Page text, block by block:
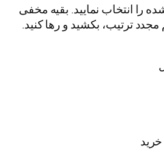
نمایید. بقیه مخفی
بکشید و رها کنید.